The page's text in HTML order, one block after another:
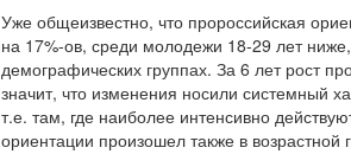
Уже общеизвестно, что пророссийская
на 17%-ов, среди молодежи 18-29 лет
демографических группах. За 6 лет рост
значит, что изменения носили системный
т.е. там, где наиболее интенсивно
ориентации произошел также в возрастной